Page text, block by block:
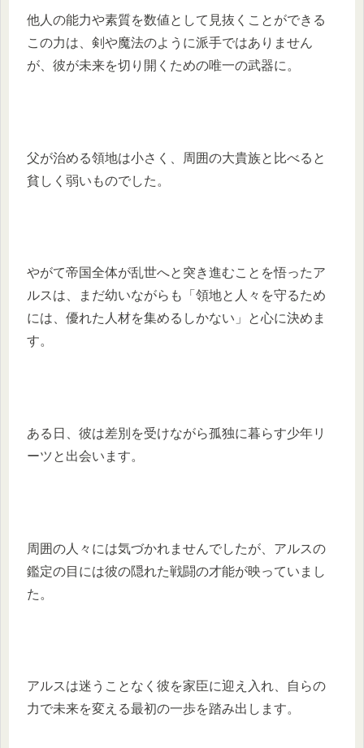
他人の能力や素質を数値として見抜くことができる
この力は、剣や魔法のように派手ではありません
が、彼が未来を切り開くための唯一の武器に。
父が治める領地は小さく、周囲の大貴族と比べると
貧しく弱いものでした。
やがて帝国全体が乱世へと突き進むことを悟ったア
ルスは、まだ幼いながらも「領地と人々を守るため
には、優れた人材を集めるしかない」と心に決めま
す。
ある日、彼は差別を受けながら孤独に暮らす少年リ
ーツと出会います。
周囲の人々には気づかれませんでしたが、アルスの
鑑定の目には彼の隠れた戦闘の才能が映っていまし
た。
アルスは迷うことなく彼を家臣に迎え入れ、自らの
力で未来を変える最初の一歩を踏み出します。